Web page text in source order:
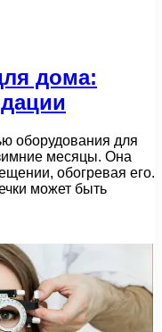
дома:
оборудования для
месяцы. Она
обогревая его.
может быть